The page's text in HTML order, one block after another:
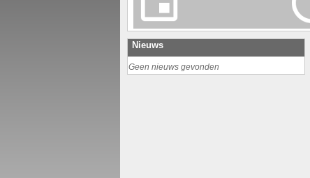
Nieuws
Geen nieuws gevonden